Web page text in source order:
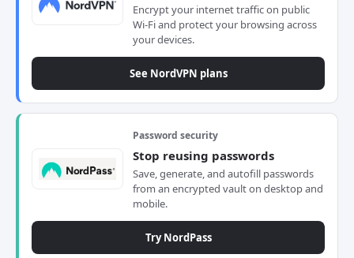
Encrypt your internet traffic on public
Wi-Fi and protect your browsing across
your devices.
See NordVPN plans
Password security
Stop reusing passwords
Save, generate, and autofill passwords
from an encrypted vault on desktop and
mobile.
Try NordPass